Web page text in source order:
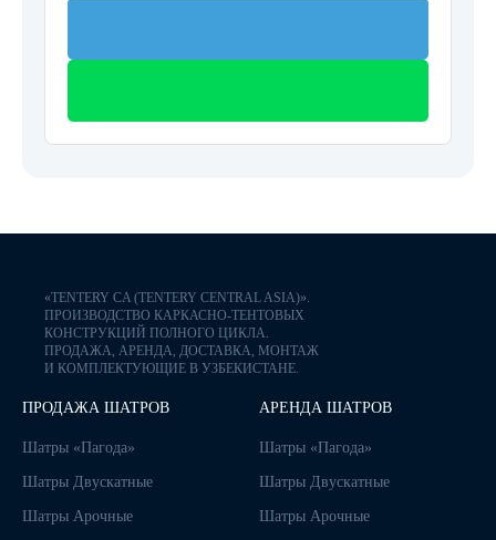
«TENTERY CA (TENTERY CENTRAL ASIA)».
ПРОИЗВОДСТВО КАРКАСНО-ТЕНТОВЫХ
КОНСТРУКЦИЙ ПОЛНОГО ЦИКЛА.
ПРОДАЖА, АРЕНДА, ДОСТАВКА, МОНТАЖ
И КОМПЛЕКТУЮЩИЕ В УЗБЕКИСТАНЕ.
ПРОДАЖА ШАТРОВ
Шатры «Пагода»
Шатры Двускатные
Шатры Арочные
АРЕНДА ШАТРОВ
Шатры «Пагода»
Шатры Двускатные
Шатры Арочные